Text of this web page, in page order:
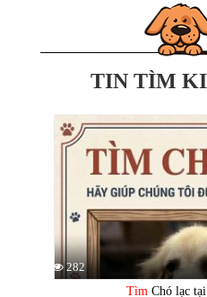
TIN TÌM
282
Tìm Chó lạc